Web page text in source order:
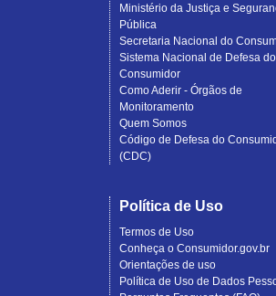
Ministério da Justiça e
Pública
Secretaria Nacional do
Sistema Nacional de Defesa do
Consumidor
Como Aderir - Órgãos de
Monitoramento
Quem Somos
Código de Defesa do
(CDC)
Política de Uso
Termos de Uso
Conheça o Consumidor.gov.br
Orientações de uso
Política de Uso de Dados